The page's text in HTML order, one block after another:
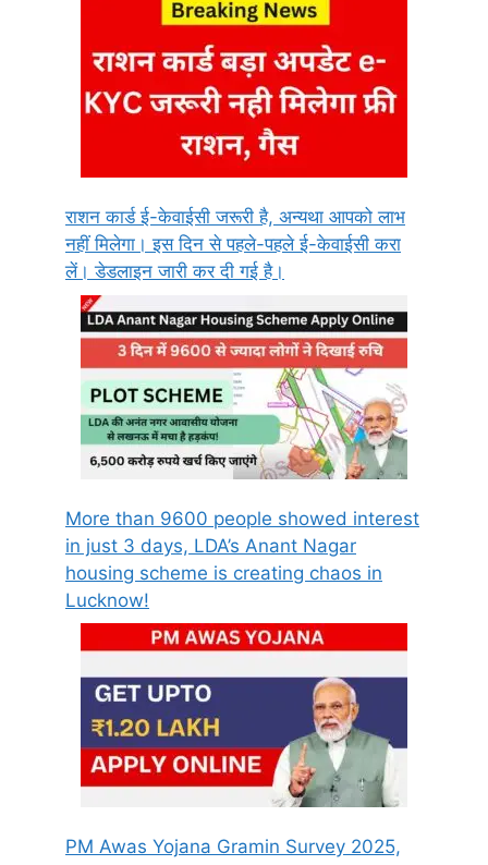
राशन कार्ड ई-केवाईसी जरूरी है, अन्यथा आपको लाभ
नहीं मिलेगा। इस दिन से पहले-पहले ई-केवाईसी करा
लें। डेडलाइन जारी कर दी गई है।
More than 9600 people showed interest
in just 3 days, LDA’s Anant Nagar
housing scheme is creating chaos in
Lucknow!
PM Awas Yojana Gramin Survey 2025,